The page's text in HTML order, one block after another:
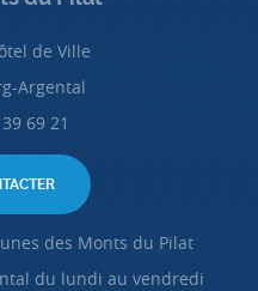
de Ville
Argental
69 21
des Monts du Pilat
du lundi au vendredi